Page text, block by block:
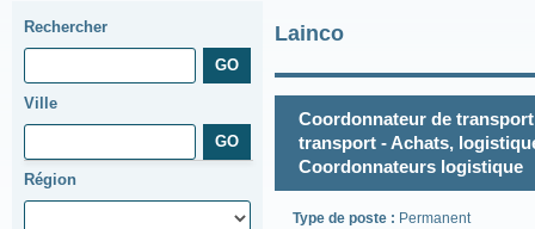
Rechercher
Ville
Région
Lainco
Coordonnateur de
transport - Achats,
Coordonnateurs logistique
Type de poste : Permanent